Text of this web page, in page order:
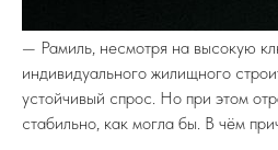
— Рамиль, несмотря на высокую
индивидуального жилищного
устойчивый спрос. Но при этом
стабильно, как могла бы. В чём